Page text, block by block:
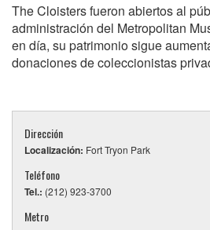
The Cloisters fueron abiertos al
administración del Metropolitan
en día, su patrimonio sigue
donaciones de coleccionistas
Dirección
Localización: Fort Tryon Park
Teléfono
Tel.: (212) 923-3700
Metro